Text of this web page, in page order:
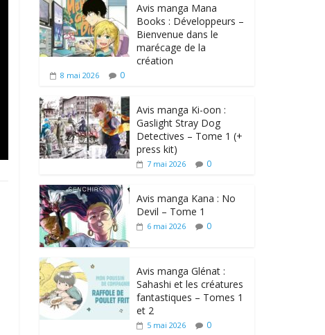
Avis manga Mana
Books : Développeurs –
Bienvenue dans le
marécage de la
création
8 mai 2026 0
Avis manga Ki-oon :
Gaslight Stray Dog
Detectives – Tome 1 (+
press kit)
7 mai 2026 0
Avis manga Kana : No
Devil – Tome 1
6 mai 2026 0
Avis manga Glénat :
Sahashi et les créatures
fantastiques – Tomes 1
et 2
5 mai 2026 0